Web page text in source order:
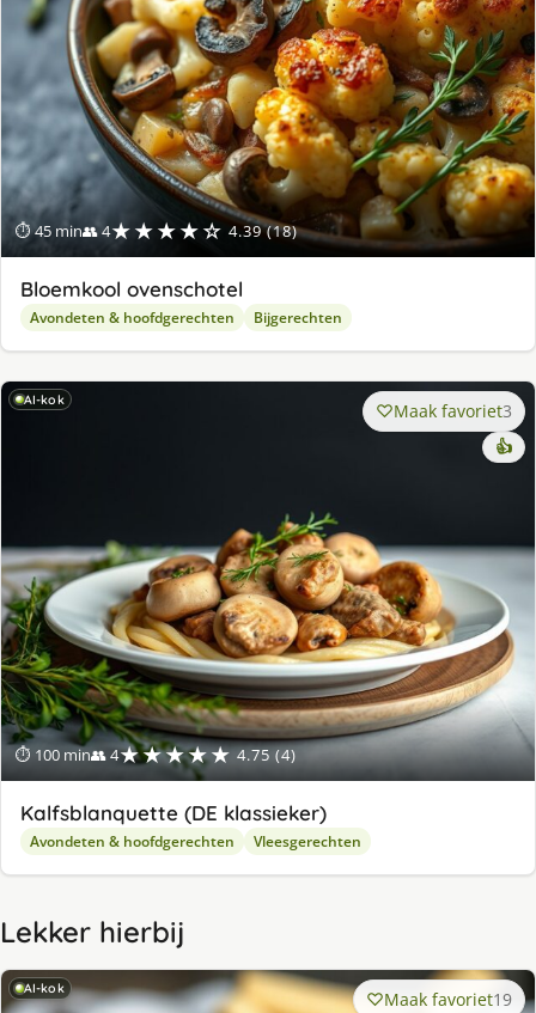
⏱ 45 min👥 4★★★★☆ 4.39 (18)
Bloemkool ovenschotel
Avondeten & hoofdgerechten Bijgerechten
AI-kok
⏱ 100 min👥 4★★★★★ 4.75 (4)
Maak favoriet3
👍
Kalfsblanquette (DE klassieker)
Avondeten & hoofdgerechten Vleesgerechten
Lekker hierbij
AI-kok Maak favoriet19